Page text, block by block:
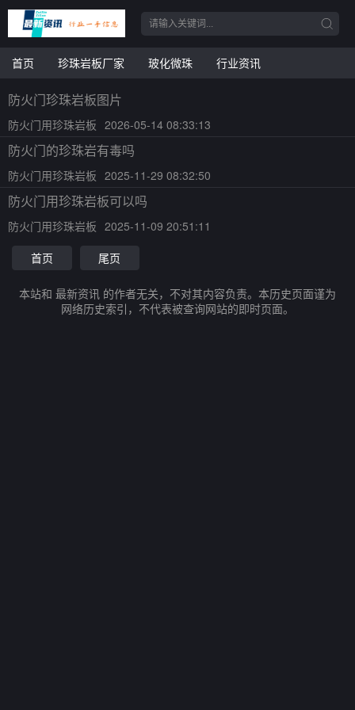
首页 珍珠岩板厂家 玻化微珠 行业资讯
防火门珍珠岩板图片
防火门用珍珠岩板 2026-05-14 08:33:13
防火门的珍珠岩有毒吗
防火门用珍珠岩板 2025-11-29 08:32:50
防火门用珍珠岩板可以吗
防火门用珍珠岩板 2025-11-09 20:51:11
首页
尾页
本站和 最新资讯 的作者无关，不对其内容负责。本历史页面谨为
网络历史索引，不代表被查询网站的即时页面。